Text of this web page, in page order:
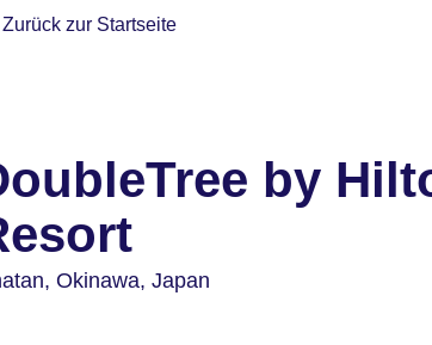
Zurück zur Startseite
by
Okinawa, Japan